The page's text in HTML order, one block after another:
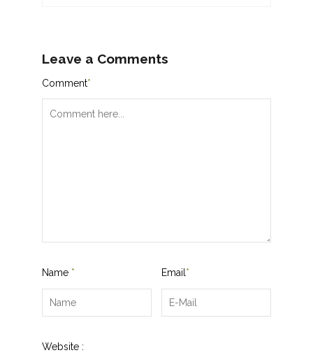
Leave a Comments
Comment*
Name * Email*
Website :